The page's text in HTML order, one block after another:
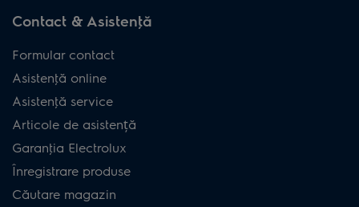
Contact & Asistenţă
Formular contact
Asistenţă online
Asistenţă service
Articole de asistență
Garanţia Electrolux
Înregistrare produse
Căutare magazin